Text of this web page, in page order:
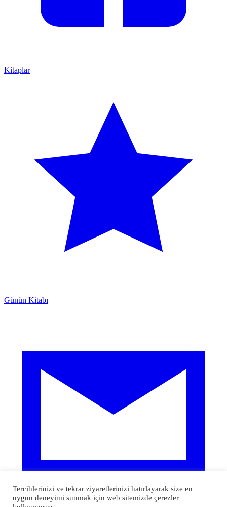
Kitaplar
Günün Kitabı
Tercihlerinizi ve tekrar ziyaretlerinizi hatırlayarak size en
uygun deneyimi sunmak için web sitemizde çerezler